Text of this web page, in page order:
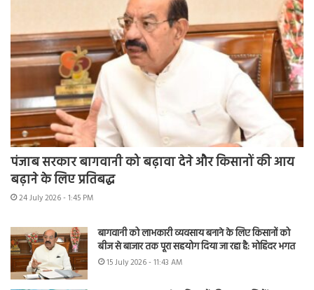
पंजाब सरकार बागवानी को बढ़ावा देने और किसानों की आय
बढ़ाने के लिए प्रतिबद्ध
24 July 2026 - 1:45 PM
बागवानी को लाभकारी व्यवसाय बनाने के लिए किसानों को
बीज से बाजार तक पूरा सहयोग दिया जा रहा है: मोहिंदर भगत
15 July 2026 - 11:43 AM